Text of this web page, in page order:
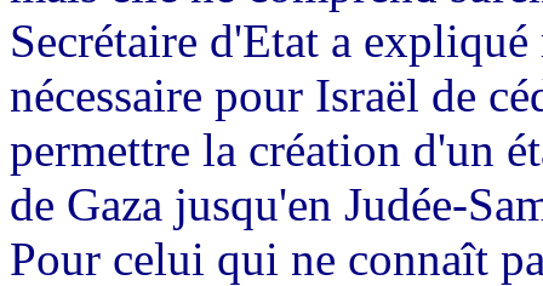
Secrétaire d'Etat a
nécessaire pour Israël de
permettre la création d'un
de Gaza jusqu'en Judée-
Pour celui qui ne connaît